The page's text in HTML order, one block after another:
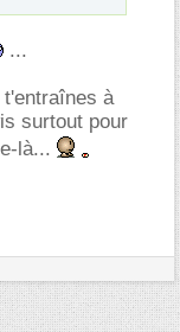
...
à
surtout pour
là...